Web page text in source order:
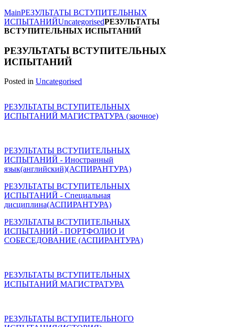
MainРЕЗУЛЬТАТЫ ВСТУПИТЕЛЬНЫХ
ИСПЫТАНИЙUncategorisedРЕЗУЛЬТАТЫ
ВСТУПИТЕЛЬНЫХ ИСПЫТАНИЙ
РЕЗУЛЬТАТЫ ВСТУПИТЕЛЬНЫХ
ИСПЫТАНИЙ
Posted in Uncategorised
РЕЗУЛЬТАТЫ ВСТУПИТЕЛЬНЫХ
ИСПЫТАНИЙ МАГИСТРАТУРА (заочное)
РЕЗУЛЬТАТЫ ВСТУПИТЕЛЬНЫХ
ИСПЫТАНИЙ - Иностранный
язык(английский)(АСПИРАНТУРА)
РЕЗУЛЬТАТЫ ВСТУПИТЕЛЬНЫХ
ИСПЫТАНИЙ - Специальная
дисциплина(АСПИРАНТУРА)
РЕЗУЛЬТАТЫ ВСТУПИТЕЛЬНЫХ
ИСПЫТАНИЙ - ПОРТФОЛИО И
СОБЕСЕДОВАНИЕ (АСПИРАНТУРА)
РЕЗУЛЬТАТЫ ВСТУПИТЕЛЬНЫХ
ИСПЫТАНИЙ МАГИСТРАТУРА
РЕЗУЛЬТАТЫ ВСТУПИТЕЛЬНОГО